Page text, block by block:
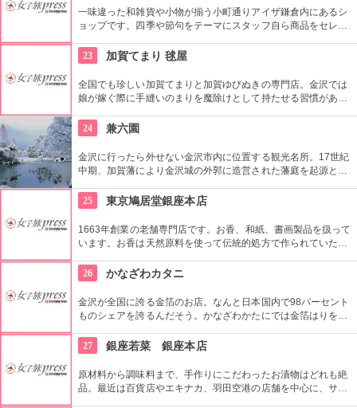
魅力満載です。
一味違った和雑貨や小物が揃う小町通りアイザ鎌倉内にあるシ
ョップです。四季や節句をテーマにスタッフ自ら商品をセレク
や手ぬぐいは、見ているだけで心がわくわくします！
23 加賀てまり 毬屋
全国でも珍しい加賀てまりと加賀ゆびぬきの専門店。金沢では
娘が嫁ぐ際に手縫いのまりを魔除けとして持たせる習慣があ
していて、自分でてまりやゆびぬきを作ることもできる。
24 兼六園
金沢に行ったら外せない金沢市内に位置する観光名所。17世紀
中期、加賀藩により金沢城の外郭に造営された藩庭を起源とす
市の偕楽園と並んで、日本三名園の一つ。1922年に国の名勝、
1985年には国の特別名勝に指定。
25 東京鳩居堂銀座本店
1663年創業の老舗専門店です。お香、和紙、書画製品を扱って
います。お香は天然原料を使って伝統的処方で作られていた
26
かなざわカタニ
金沢が全国に誇る金箔のお店。なんと日本国内で98パーセント
ものシェアを誇るんだそう。かなざわかたにでは金箔はりを体
27
銀座若菜 銀座本店
原材料から調味料まで、手作りにこだわったお漬物はどれも絶
品。最近は百貨店やエキナカ、羽田空港の店舗を中心に、サラ